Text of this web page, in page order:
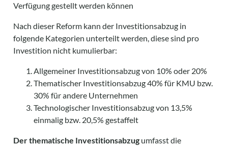
Verfügung gestellt werden können
Nach dieser Reform kann der Investitionsabzug in
folgende Kategorien unterteilt werden, diese sind pro
Investition nicht kumulierbar:
Allgemeiner Investitionsabzug von 10% oder 20%
Thematischer Investitionsabzug 40% für KMU bzw.
30% für andere Unternehmen
Technologischer Investitionsabzug von 13,5%
einmalig bzw. 20,5% gestaffelt
Der thematische Investitionsabzug umfasst die